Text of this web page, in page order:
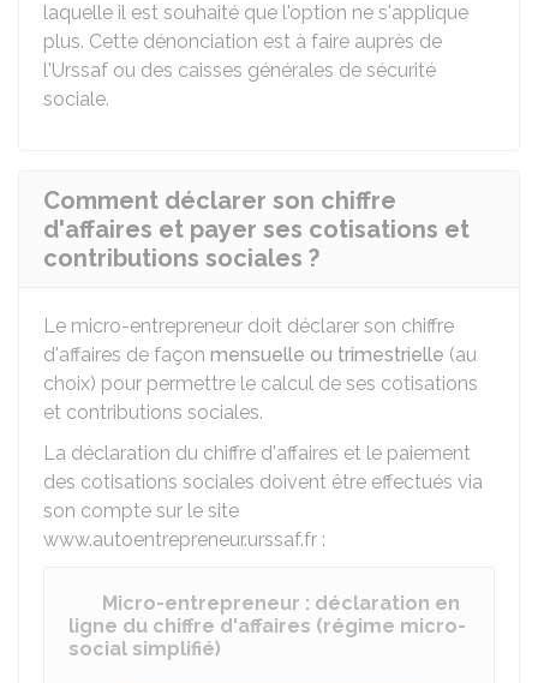
laquelle il est souhaité que l'option ne s'applique
plus. Cette dénonciation est à faire auprès de
l'Urssaf ou des caisses générales de sécurité
sociale.
Comment déclarer son chiffre
d'affaires et payer ses cotisations et
contributions sociales ?
Le micro-entrepreneur doit déclarer son chiffre
d'affaires de façon mensuelle ou trimestrielle (au
choix) pour permettre le calcul de ses cotisations
et contributions sociales.
La déclaration du chiffre d'affaires et le paiement
des cotisations sociales doivent être effectués via
son compte sur le site
www.autoentrepreneur.urssaf.fr :
Micro-entrepreneur : déclaration en
ligne du chiffre d'affaires (régime micro-
social simplifié)